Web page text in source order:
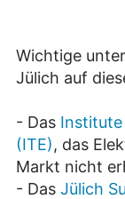
Wichtige
Jülich auf
- Das
(ITE), das
Markt nicht
- Das Jülich